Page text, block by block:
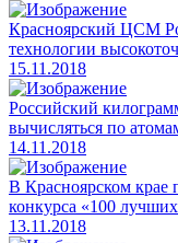
Красноярский ЦСМ
технологии
15.11.2018
Российский
вычисляться по
14.11.2018
В Красноярском крае
конкурса «100
13.11.2018